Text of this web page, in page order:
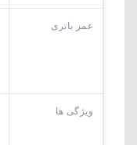
عمر باتری
ویژگی ها